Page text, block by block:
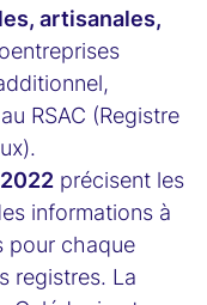
artisanales,
RSAC (Registre
précisent les
informations à
pour chaque
registres. La